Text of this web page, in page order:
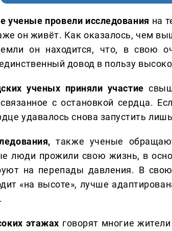
ученые провели исследования на
он живёт. Как оказалось, чем
он находится, что, в свою
довод в пользу
ученых приняли участие
с остановкой сердца.
удавалось снова запустить
также ученые
люди прожили свою жизнь, в
на перепады давления. В
«на высоте», лучше
этажах говорят многие